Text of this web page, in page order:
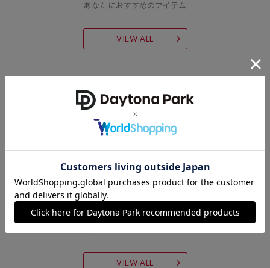
あなたにおすすめのアイテム
VIEW ALL
CHECK LIST
最近チェックした商品
VIEW ALL